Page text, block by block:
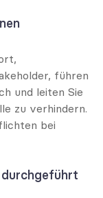
führen
und leiten Sie
zu verhindern.
bei